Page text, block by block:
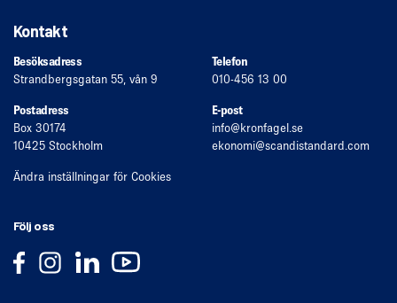
Kontakt
Besöksadress
Strandbergsgatan 55, vån 9
Telefon
010-456 13 00
Postadress
Box 30174
10425 Stockholm
Ändra inställningar för Cookies
E-post
info@kronfagel.se
ekonomi@scandistandard.com
Följ oss